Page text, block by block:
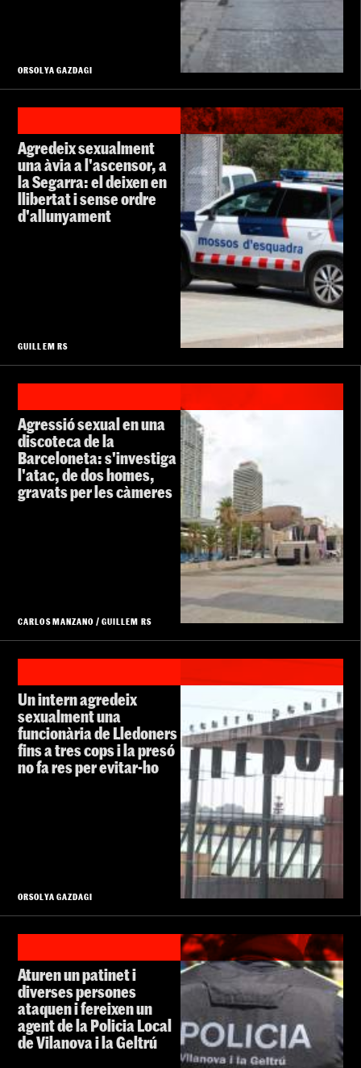
ORSOLYA GAZDAGI
Agredeix sexualment
una àvia a l'ascensor, a
la Segarra: el deixen en
llibertat i sense ordre
d'allunyament
GUILLEM RS
Agressió sexual en una
discoteca de la
Barceloneta: s'investiga
l'atac, de dos homes,
gravats per les càmeres
CARLOS MANZANO / GUILLEM RS
Un intern agredeix
sexualment una
funcionària de Lledoners
fins a tres cops i la presó
no fa res per evitar-ho
ORSOLYA GAZDAGI
Aturen un patinet i
diverses persones
ataquen i fereixen un
agent de la Policia Local
de Vilanova i la Geltrú